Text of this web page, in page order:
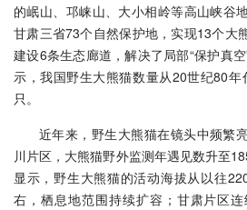
的岷山、邛崃山、大小相岭等高山峡谷
甘肃三省73个自然保护地，实现13个大
建设6条生态廊道，解决了局部“保护真
示，我国野生大熊猫数量从20世纪80
只。
近年来，野生大熊猫在镜头中频繁
川片区，大熊猫野外监测年遇见数升至
显示，野生大熊猫的活动海拔从以往
右，栖息地范围持续扩容；甘肃片区